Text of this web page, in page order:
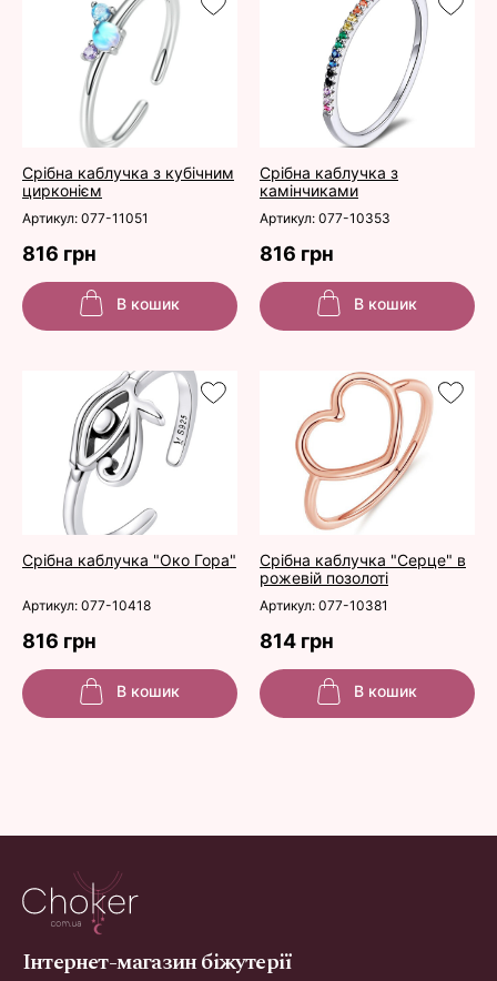
Срібна каблучка з кубічним
цирконієм
Срібна каблучка з
камінчиками
Артикул: 077-11051 Артикул: 077-10353
816 грн 816 грн
В кошик В кошик
Срібна каблучка "Око Гора"
Срібна каблучка "Серце" в
рожевій позолоті
Артикул: 077-10418 Артикул: 077-10381
816 грн 814 грн
В кошик В кошик
Інтернет-магазин біжутерії